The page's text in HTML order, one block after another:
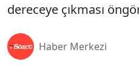
dereceye çıkması
Haber Merkezi